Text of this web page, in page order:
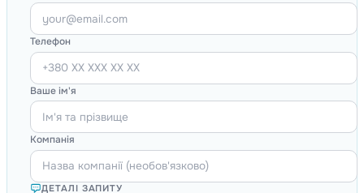
Телефон
Ваше ім'я
Компанія
ДЕТАЛІ ЗАПИТУ